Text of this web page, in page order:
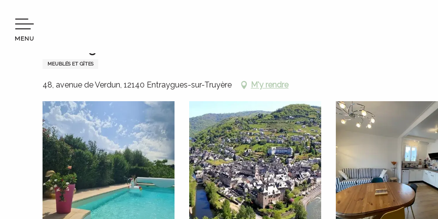
contenu
principal
MENU
MEUBLÉS ET GÎTES
48, avenue de Verdun, 12140 Entraygues-sur-Truyère M'y rendre